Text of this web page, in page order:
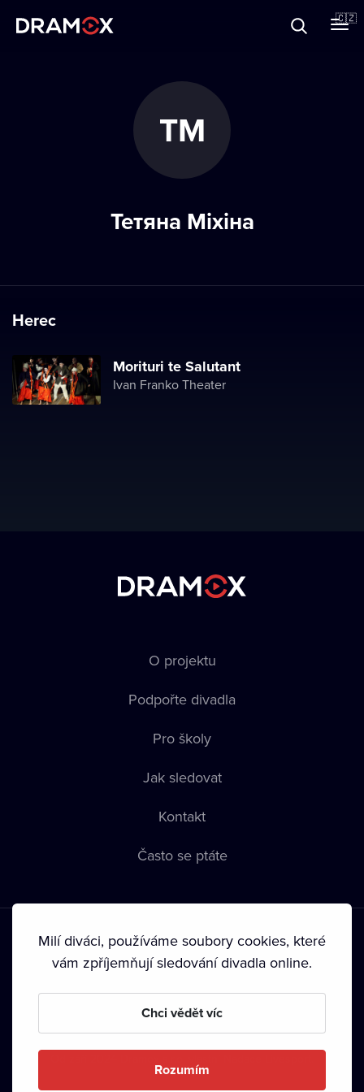
🇨🇿
ТМ
Тетяна Міхіна
Herec
Morituri te Salutant
Ivan Franko Theater
O projektu
Podpořte divadla
Pro školy
Jak sledovat
Kontakt
Často se ptáte
Podmínky používání • Ochrana soukromí • Zásady používání
• Autorská práva•
Milí diváci, používáme soubory cookies, které
vám zpříjemňují sledování divadla online.
Chci vědět víc
Rozumím